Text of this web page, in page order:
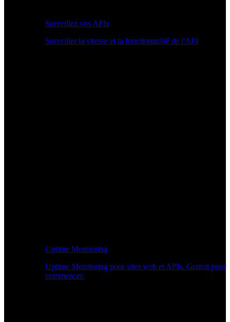
Surveillez vos APIs
Surveiller la vitesse et la fonctionnalité de l'API
Uptime Monitoring
Uptime Monitoring pour sites web et APIs. Gratuit pour
commencer.